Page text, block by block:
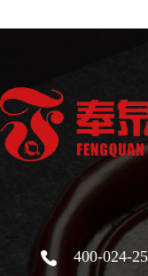
400-024-